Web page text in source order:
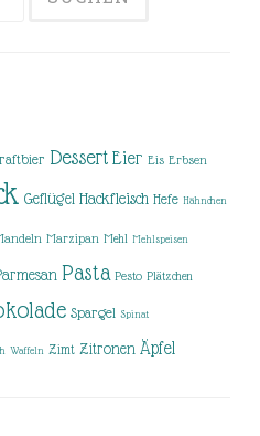
Dessert Eier Eis Erbsen
Geflügel Hackfleisch Hefe Hähnchen
Marzipan Mehl Mehlspeisen
Pasta Pesto Plätzchen
Spargel Spinat
Waffeln Zimt Zitronen Äpfel